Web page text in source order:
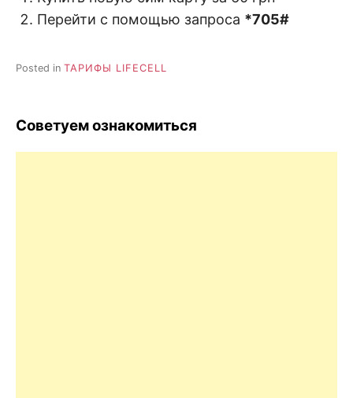
Перейти с помощью запроса *705#
Posted in ТАРИФЫ LIFECELL
Советуем ознакомиться